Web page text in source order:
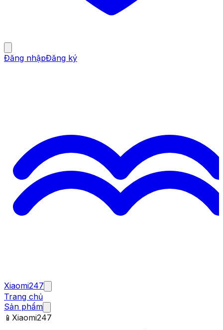
Đăng nhậpĐăng ký
Xiaomi247
Trang chủ
Sản phẩm
📱 Xiaomi247